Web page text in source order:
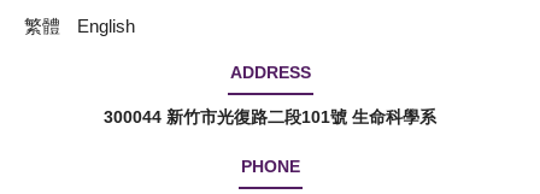
繁體 English
ADDRESS
300044 新竹市光復路二段101號 生命科學系
PHONE